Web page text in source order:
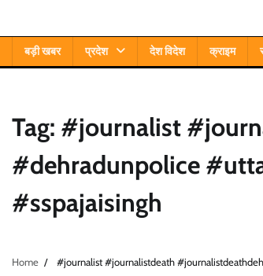
बड़ी खबर प्रदेश देश विदेश क्राइम
Tag: #journalist
#dehradunpolice
#sspajaisingh
Home #journalist #journalistdeath